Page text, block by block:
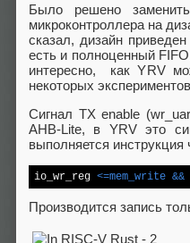
Было решено
микроконтроллера на
сказал, дизайн
есть и полноценный
интересно, как YRV
некоторых
Сигнал TX enable
AHB-Lite, в YRV это
выполняется инструкция
io_wr_reg <=mem_write &&
Производится запись